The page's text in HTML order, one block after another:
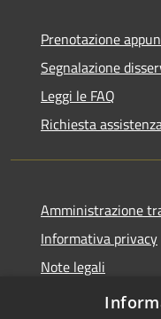
Prenotazione
Segnalazione
Leggi le FAQ
Richiesta
Amministrazione
Informativa privacy
Note legali
Dichiarazione di